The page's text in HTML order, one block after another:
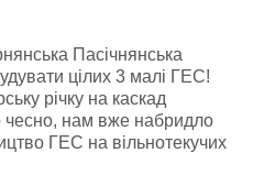
Пасічнянська
цілих 3 малі ГЕС!
річку на каскад
чесно, нам вже набридло
ГЕС на вільнотекучих